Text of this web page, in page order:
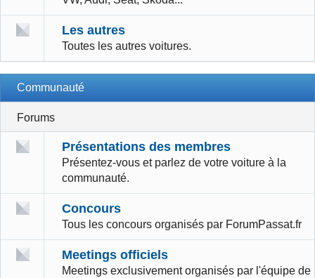
Les autres
Toutes les autres voitures.
Communauté
Forums
Présentations des membres
Présentez-vous et parlez de votre voiture à la
communauté.
Concours
Tous les concours organisés par ForumPassat.fr
Meetings officiels
Meetings exclusivement organisés par l'équipe de